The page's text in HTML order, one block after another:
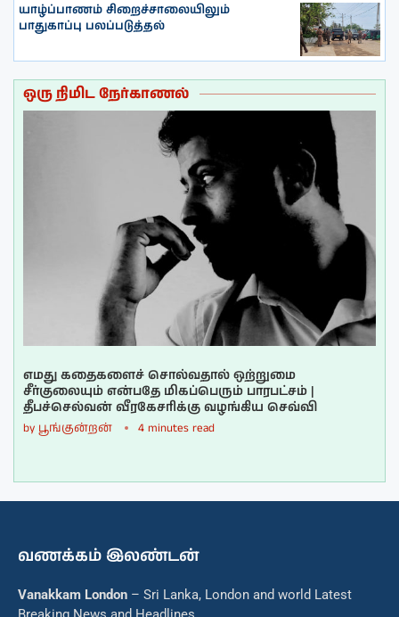
யாழ்ப்பாணம் சிறைச்சாலையிலும்
பாதுகாப்பு பலப்படுத்தல்
ஒரு நிமிட நேர்காணல்
எமது கதைகளைச் சொல்வதால் ஒற்றுமை
சீர்குலையும் என்பதே மிகப்பெரும் பாரபட்சம் |
தீபச்செல்வன் வீரகேசரிக்கு வழங்கிய செவ்வி
by பூங்குன்றன் 4 minutes read
வணக்கம் இலண்டன்
Vanakkam London – Sri Lanka, London and world Latest